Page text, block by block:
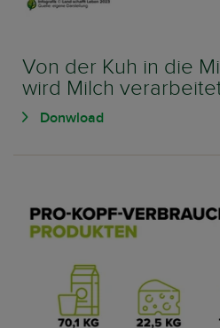
Von der Kuh in die
wird Milch
Donwload